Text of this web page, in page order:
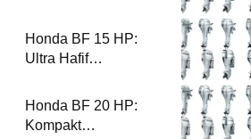
Honda BF 15 HP:
Ultra Hafif
Honda BF 20 HP:
Kompakt